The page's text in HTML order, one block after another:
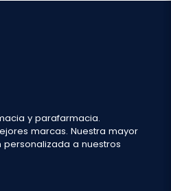
y parafarmacia.
marcas. Nuestra mayor
a nuestros